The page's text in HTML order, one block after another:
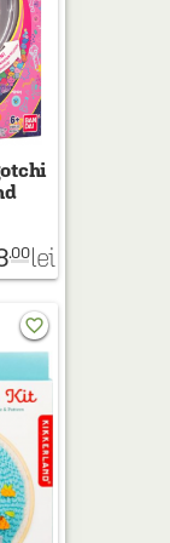
.00 lei
favorite_border